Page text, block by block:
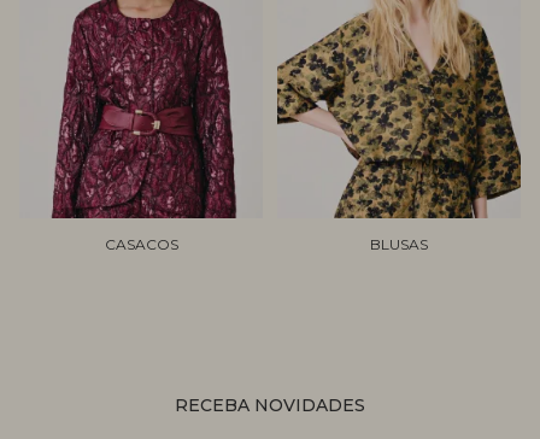
CASACOS BLUSAS
RECEBA NOVIDADES